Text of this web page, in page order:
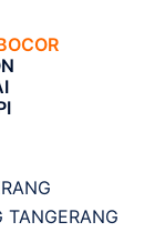
TANGERANG